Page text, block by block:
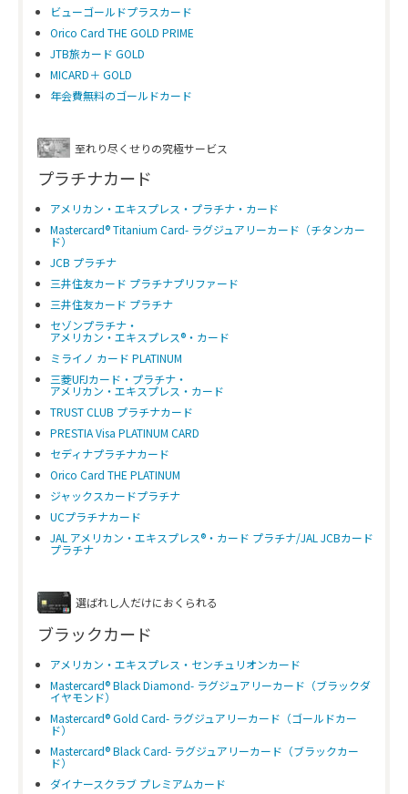
ビューゴールドプラスカード
Orico Card THE GOLD PRIME
JTB旅カード GOLD
MICARD＋ GOLD
年会費無料のゴールドカード
至れり尽くせりの究極サービス
プラチナカード
アメリカン・エキスプレス・プラチナ・カード
Mastercard® Titanium Card- ラグジュアリーカード（チタンカー
ド）
JCB プラチナ
三井住友カード プラチナプリファード
三井住友カード プラチナ
セゾンプラチナ・
アメリカン・エキスプレス®・カード
ミライノ カード PLATINUM
三菱UFJカード・プラチナ・
アメリカン・エキスプレス・カード
TRUST CLUB プラチナカード
PRESTIA Visa PLATINUM CARD
セディナプラチナカード
Orico Card THE PLATINUM
ジャックスカードプラチナ
UCプラチナカード
JAL アメリカン・エキスプレス®・カード プラチナ/JAL JCBカード
プラチナ
選ばれし人だけにおくられる
ブラックカード
アメリカン・エキスプレス・センチュリオンカード
Mastercard® Black Diamond- ラグジュアリーカード（ブラックダ
イヤモンド）
Mastercard® Gold Card- ラグジュアリーカード（ゴールドカー
ド）
Mastercard® Black Card- ラグジュアリーカード（ブラックカー
ド）
ダイナースクラブ プレミアムカード